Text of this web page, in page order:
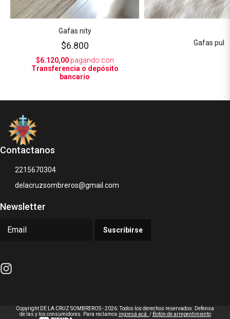
Gafas nity
$6.800
$6.120,00pagando con
Transferencia o depósito
bancario
Gafas pul
Contactanos
2215670304
delacruzsombreros@gmail.com
Newsletter
Suscribirse
Copyright DE LA CRUZ SOMBREROS - 2026. Todos los derechos reservados. Defensa
de las y los consumidores. Para reclamos ingresá acá. / Botón de arrepentimiento